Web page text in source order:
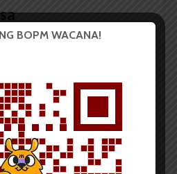
baca
BOPM WACANA!